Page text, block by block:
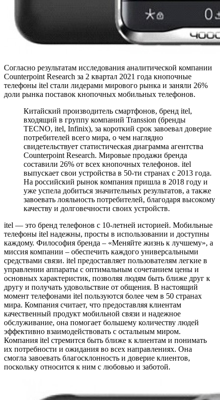
Согласно результатам исследования аналитической компании
Counterpoint Research за 2 квартал 2021 года кнопочные
телефоны itel стали лидерами мирового рынка и заняли 26%
доли рынка поставок кнопочных мобильных телефонов.
Китайский производитель смартфонов, бренд itel,
входящий в группу компаний Transsion (бренды
TECNO, itel, Infinix), за короткий срок завоевал доверие
потребителей всего мира, о чем наглядно
свидетельствует статистическая диаграмма агентства
Counterpoint Research. Мировые продажи бренда
составили 26% от всех кнопочных телефонов. itel
выпускает свои устройства в 50-ти странах c 2013 года.
На российский рынок компания пришла в 2018 году и
уже успела добиться значительных результатов, а также
завоевать лояльность потребителей, благодаря высокому
качеству и долговечности своих устройств.
itel — это бренд телефонов с 10-летней историей. Мобильные
телефоны itel надежны, просты в использовании и доступны
каждому. Философия бренда – «Меняйте жизнь к лучшему», а
миссия компании – обеспечить каждого универсальными
средствами связи. itel предоставляет пользователям легкие в
управлении аппараты с оптимальным сочетанием цены и
основных характеристик, позволяя людям быть ближе друг к
другу и получать удовольствие от общения. В настоящий
момент телефонами itel пользуются более чем в 50 странах
мира. Компания считает, что предоставляя клиентам
качественный продукт мобильной связи и надежное
обслуживание, она помогает большему количеству людей
эффективно взаимодействовать с остальным миром.
Компания itel стремится быть ближе к клиентам и понимать
их потребности и ожидания во всех направлениях. Она
смогла завоевать благосклонность и доверие клиентов,
поскольку относится к ним с любовью и заботой.